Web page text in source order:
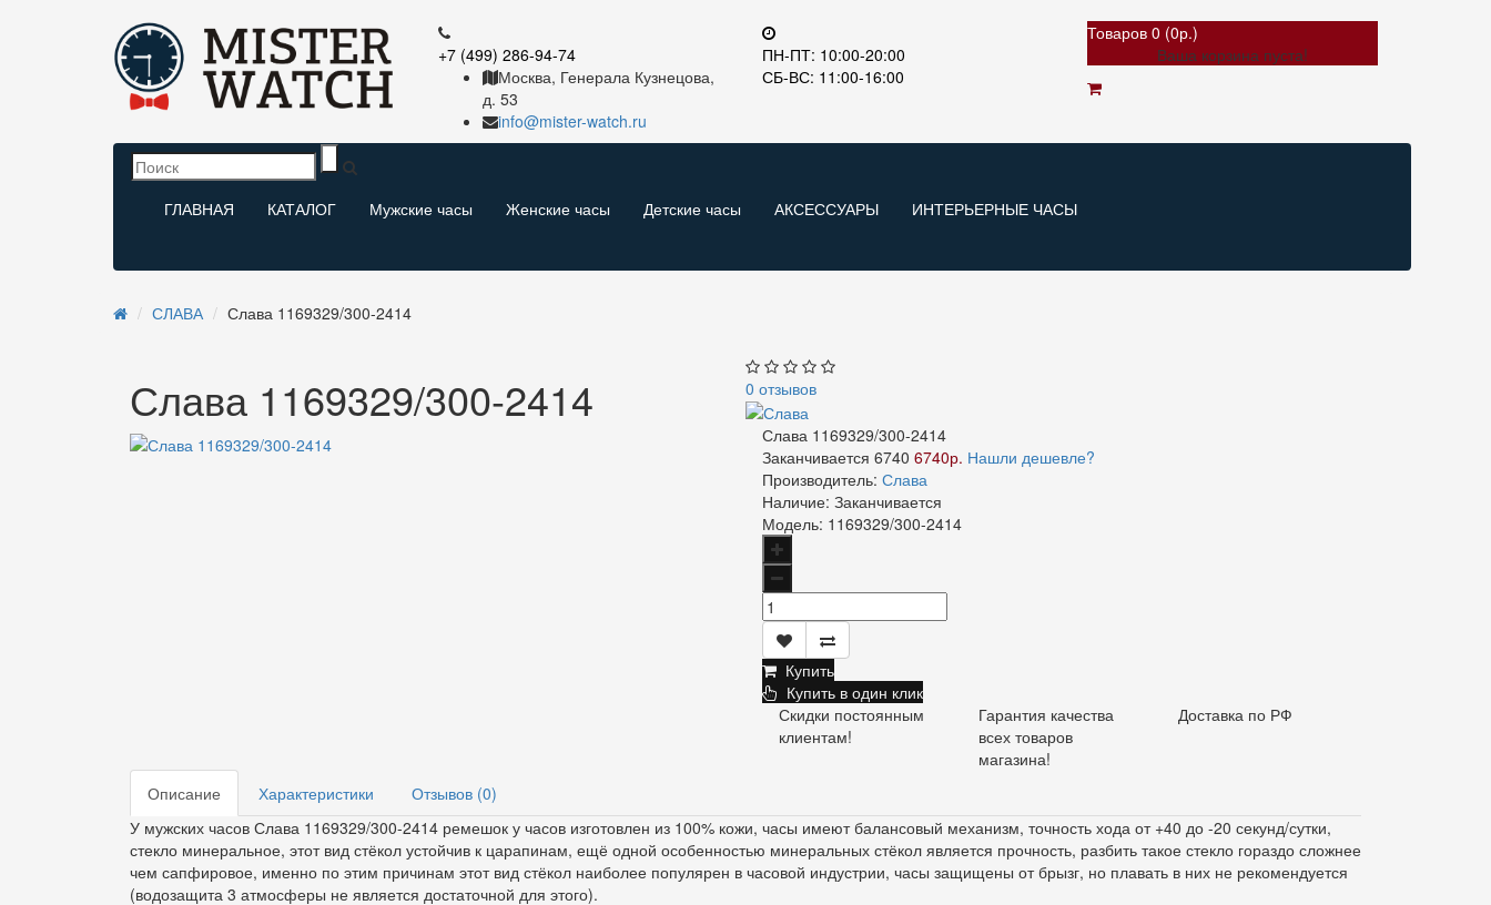
+7 (499) 286-94-74
Москва, Генерала Кузнецова,
д. 53
info@mister-watch.ru
ПН-ПТ: 10:00-20:00
СБ-ВС: 11:00-16:00
Товаров 0 (0р.)
Ваша корзина пуста!
ГЛАВНАЯ КАТАЛОГ Мужские часы Женские часы Детские часы АКСЕССУАРЫ ИНТЕРЬЕРНЫЕ ЧАСЫ
СЛАВА Слава 1169329/300-2414
Слава 1169329/300-2414 0 отзывов
Слава 1169329/300-2414
Заканчивается 6740 6740р. Нашли дешевле?
Производитель: Слава
Наличие: Заканчивается
Модель: 1169329/300-2414
Купить
Купить в один клик
Скидки постоянным
клиентам!
Гарантия качества
всех товаров
магазина!
Доставка по РФ
Описание Характеристики
Отзывов (0)
У мужских часов Слава 1169329/300-2414 ремешок у часов изготовлен из 100% кожи, часы имеют балансовый механизм, точность хода от +40 до -20 секунд/сутки,
стекло минеральное, этот вид стёкол устойчив к царапинам, ещё одной особенностью минеральных стёкол является прочность, разбить такое стекло гораздо сложнее
чем сапфировое, именно по этим причинам этот вид стёкол наиболее популярен в часовой индустрии, часы защищены от брызг, но плавать в них не рекомендуется
(водозащита 3 атмосферы не является достаточной для этого).